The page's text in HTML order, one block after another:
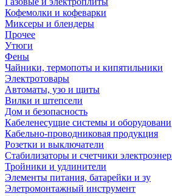
Кофемолки и кофеварки
Миксеры и блендеры
Прочее
Утюги
Фены
Чайники, термопоты и кипятильники
Электротовары
Автоматы, узо и щиты
Вилки и штепсели
Дом и безопасность
Кабеленесущие системы и оборудовани
Кабельно-проводниковая продукция
Розетки и выключатели
Стабилизаторы и счетчики
Тройники и удлинители
Элементы питания, батарейки и зу
Элетромонтажный инструмент